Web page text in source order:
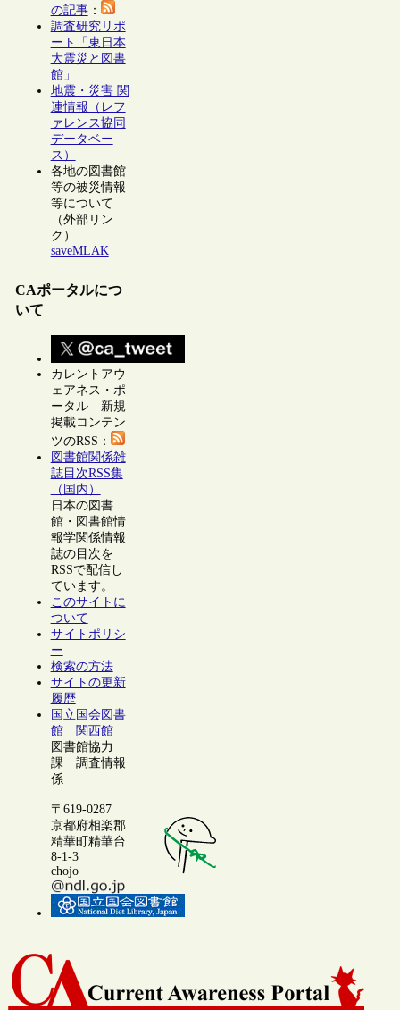
の記事：
調査研究リポ
ート「東日本
大震災と図書
館」
地震・災害 関
連情報（レフ
ァレンス協同
データベー
ス）
各地の図書館
等の被災情報
等について
（外部リン
ク）
saveMLAK
CAポータルにつ
いて
カレントアウ
ェアネス・ポ
ータル 新規
掲載コンテン
ツのRSS：
図書館関係雑
誌目次RSS集
（国内）
日本の図書
館・図書館情
報学関係情報
誌の目次を
RSSで配信し
ています。
このサイトに
ついて
サイトポリシ
ー
検索の方法
サイトの更新
履歴
国立国会図書
館 関西館
図書館協力
課 調査情報
係
〒619-0287
京都府相楽郡
精華町精華台
8-1-3
chojo